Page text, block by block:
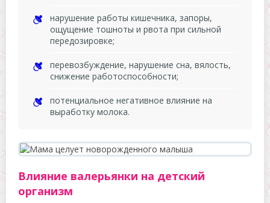
нарушение работы кишечника, запоры,
ощущение тошноты и рвота при сильной
передозировке;
перевозбуждение, нарушение сна, вялость,
снижение работоспособности;
потенциальное негативное влияние на
выработку молока.
Влияние валерьянки на детский
организм